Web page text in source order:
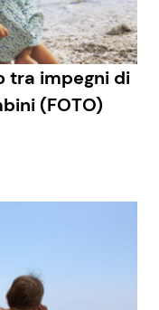
tra impegni di
(FOTO)